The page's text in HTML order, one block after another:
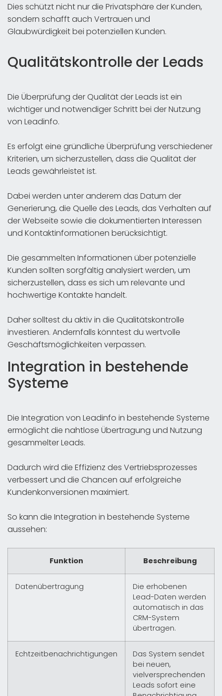
Dies schützt nicht nur die Privatsphäre der Kunden,
sondern schafft auch Vertrauen und
Glaubwürdigkeit bei potenziellen Kunden.
Qualitätskontrolle der Leads
Die Überprüfung der Qualität der Leads ist ein
wichtiger und notwendiger Schritt bei der Nutzung
von Leadinfo.
Es erfolgt eine gründliche Überprüfung verschiedener
Kriterien, um sicherzustellen, dass die Qualität der
Leads gewährleistet ist.
Dabei werden unter anderem das Datum der
Generierung, die Quelle des Leads, das Verhalten auf
der Webseite sowie die dokumentierten Interessen
und Kontaktinformationen berücksichtigt.
Die gesammelten Informationen über potenzielle
Kunden sollten sorgfältig analysiert werden, um
sicherzustellen, dass es sich um relevante und
hochwertige Kontakte handelt.
Daher solltest du aktiv in die Qualitätskontrolle
investieren. Andernfalls könntest du wertvolle
Geschäftsmöglichkeiten verpassen.
Integration in bestehende
Systeme
Die Integration von Leadinfo in bestehende Systeme
ermöglicht die nahtlose Übertragung und Nutzung
gesammelter Leads.
Dadurch wird die Effizienz des Vertriebsprozesses
verbessert und die Chancen auf erfolgreiche
Kundenkonversionen maximiert.
So kann die Integration in bestehende Systeme
aussehen:
Funktion Beschreibung
Datenübertragung
Die erhobenen
Lead-Daten werden
automatisch in das
CRM-System
übertragen.
Echtzeitbenachrichtigungen
Das System sendet
bei neuen,
vielversprechenden
Leads sofort eine